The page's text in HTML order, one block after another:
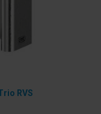
RVS